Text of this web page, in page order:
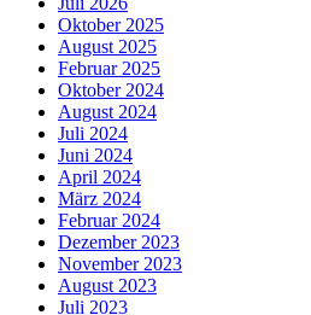
Oktober 2025
August 2025
Februar 2025
Oktober 2024
August 2024
Juli 2024
Juni 2024
April 2024
März 2024
Februar 2024
Dezember 2023
November 2023
August 2023
Juli 2023